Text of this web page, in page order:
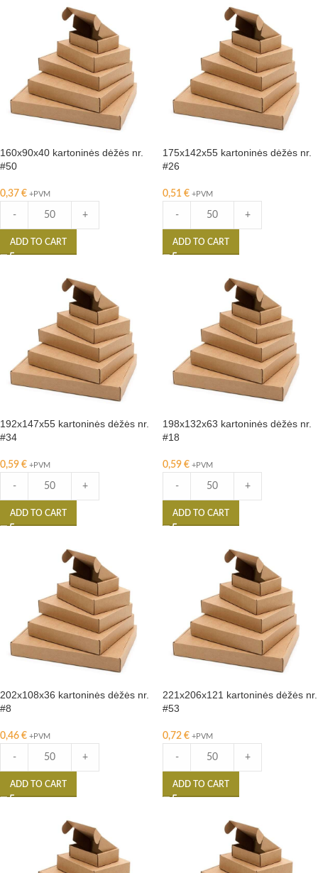
160x90x40 kartoninės dėžės nr.
#50
0,37 € +PVM
- +
ADD TO CART
175x142x55 kartoninės dėžės nr.
#26
0,51 € +PVM
- +
ADD TO CART
192x147x55 kartoninės dėžės nr.
#34
0,59 € +PVM
- +
ADD TO CART
198x132x63 kartoninės dėžės nr.
#18
0,59 € +PVM
- +
ADD TO CART
202x108x36 kartoninės dėžės nr.
#8
0,46 € +PVM
- +
ADD TO CART
221x206x121 kartoninės dėžės nr.
#53
0,72 € +PVM
- +
ADD TO CART